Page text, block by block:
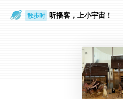
散步时 听播客，上小宇宙！